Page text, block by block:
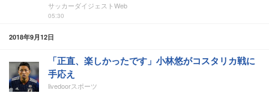
サッカーダイジェストWeb
05:30
2018年9月12日
「正直、楽しかったです」小林悠がコスタリカ戦に
手応え
livedoorスポーツ